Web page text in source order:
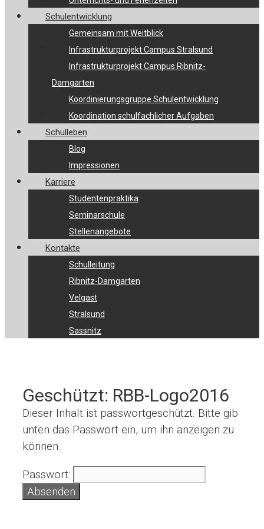
Schulentwicklung
Gemeinsam mit Weitblick
Infrastrukturprojekt Campus Stralsund
Infrastrukturprojekt Campus Ribnitz-
Damgarten
Koordinierungsgruppe Schulentwicklung
Koordination schulfachlicher Aufgaben
Schulleben
Blog
Impressionen
Karriere
Studentenpraktika
Seminarschule
Stellenangebote
Kontakte
Schulleitung
Ribnitz-Damgarten
Velgast
Stralsund
Sassnitz
Geschützt: RBB-Logo2016
Dieser Inhalt ist passwortgeschützt. Bitte gib
unten das Passwort ein, um ihn anzeigen zu
können.
Passwort: